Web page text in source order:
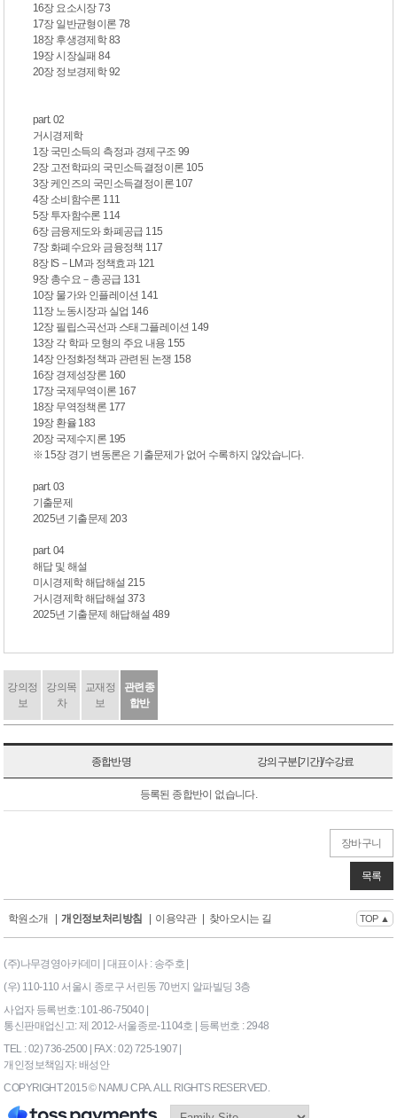
16장 요소시장 73
17장 일반균형이론 78
18장 후생경제학 83
19장 시장실패 84
20장 정보경제학 92
part. 02
거시경제학
1장 국민소득의 측정과 경제구조 99
2장 고전학파의 국민소득결정이론 105
3장 케인즈의 국민소득결정이론 107
4장 소비함수론 111
5장 투자함수론 114
6장 금융제도와 화폐공급 115
7장 화폐수요와 금융정책 117
8장 IS－LM과 정책효과 121
9장 총수요－총공급 131
10장 물가와 인플레이션 141
11장 노동시장과 실업 146
12장 필립스곡선과 스태그플레이션 149
13장 각 학파 모형의 주요 내용 155
14장 안정화정책과 관련된 논쟁 158
16장 경제성장론 160
17장 국제무역이론 167
18장 무역정책론 177
19장 환율 183
20장 국제수지론 195
※ 15장 경기 변동론은 기출문제가 없어 수록하지 않았습니다.
part. 03
기출문제
2025년 기출문제 203
part. 04
해답 및 해설
미시경제학 해답해설 215
거시경제학 해답해설 373
2025년 기출문제 해답해설 489
강의정
보
강의목
차
교재정
보
관련종
합반
종합반명 강의구분[기간]/수강료
등록된 종합반이 없습니다.
장바구니
목록
학원소개 개인정보처리방침 이용약관 찾아오시는 길 TOP ▲
(주)나무경영아카데미 | 대표이사 : 송주호 |
(우) 110-110 서울시 종로구 서린동 70번지 알파빌딩 3층
사업자 등록번호: 101-86-75040 |
통신판매업신고: 제 2012-서울종로-1104호 | 등록번호 : 2948
TEL : 02) 736-2500 | FAX : 02) 725-1907 |
개인정보책임자: 배성안
COPYRIGHT 2015 © NAMU CPA. ALL RIGHTS RESERVED.169|End Timer : 0.21875